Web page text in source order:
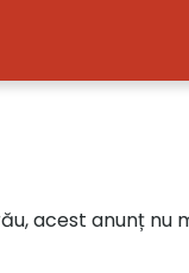
acest anunț nu